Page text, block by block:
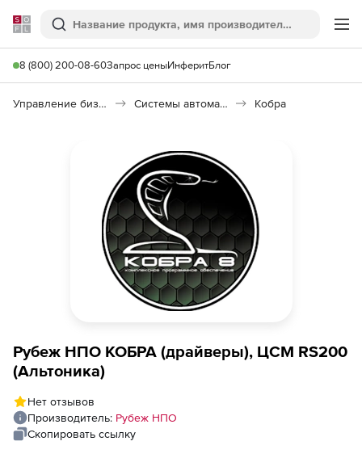
Softline
Поиск
8 (800) 200-08-60Запрос ценыИнферитБлог
Управление бизнесом, CRM/ERP Системы автоматизации Кобра
Рубеж НПО КОБРА (драйверы), ЦСМ RS200
(Альтоника)
Нет отзывов
Производитель: Рубеж НПО
Скопировать ссылку